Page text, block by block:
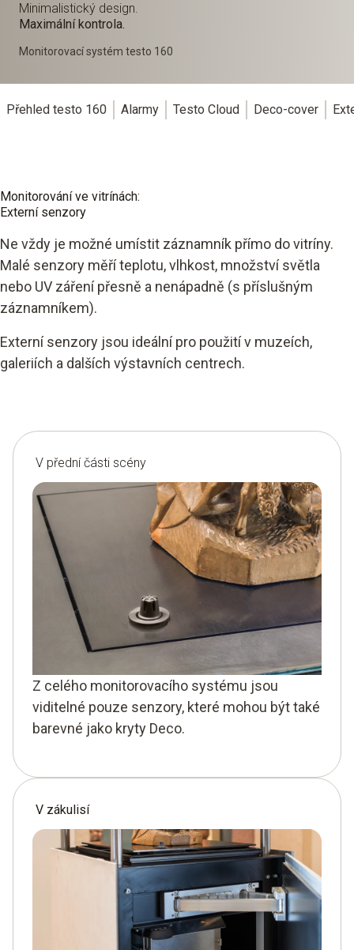
Minimalistický design.
Maximální kontrola.
Monitorovací systém testo 160
Přehled testo 160 Alarmy Testo Cloud Deco-cover
Monitorování ve vitrínách:
Externí senzory
Ne vždy je možné umístit záznamník přímo do vitríny.
Malé senzory měří teplotu, vlhkost, množství světla
nebo UV záření přesně a nenápadně (s příslušným
záznamníkem).
Externí senzory jsou ideální pro použití v muzeích,
galeriích a dalších výstavních centrech.
V přední části scény
Z celého monitorovacího systému jsou
viditelné pouze senzory, které mohou být také
barevné jako kryty Deco.
V zákulisí